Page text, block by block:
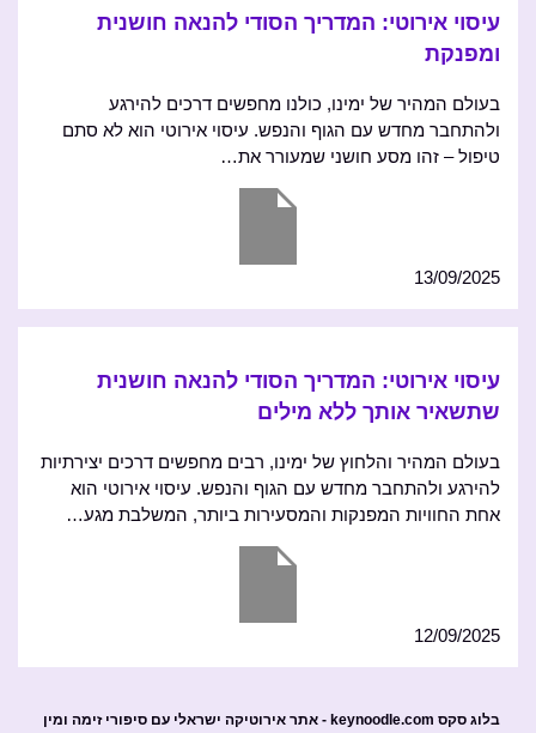
עיסוי אירוטי: המדריך הסודי להנאה חושנית
ומפנקת
בעולם המהיר של ימינו, כולנו מחפשים דרכים להירגע
ולהתחבר מחדש עם הגוף והנפש. עיסוי אירוטי הוא לא סתם
טיפול – זהו מסע חושני שמעורר את…
13/09/2025
עיסוי אירוטי: המדריך הסודי להנאה חושנית
שתשאיר אותך ללא מילים
בעולם המהיר והלחוץ של ימינו, רבים מחפשים דרכים יצירתיות
להירגע ולהתחבר מחדש עם הגוף והנפש. עיסוי אירוטי הוא
אחת החוויות המפנקות והמסעירות ביותר, המשלבת מגע…
12/09/2025
בלוג סקס keynoodle.com - אתר אירוטיקה ישראלי עם סיפורי זימה ומין